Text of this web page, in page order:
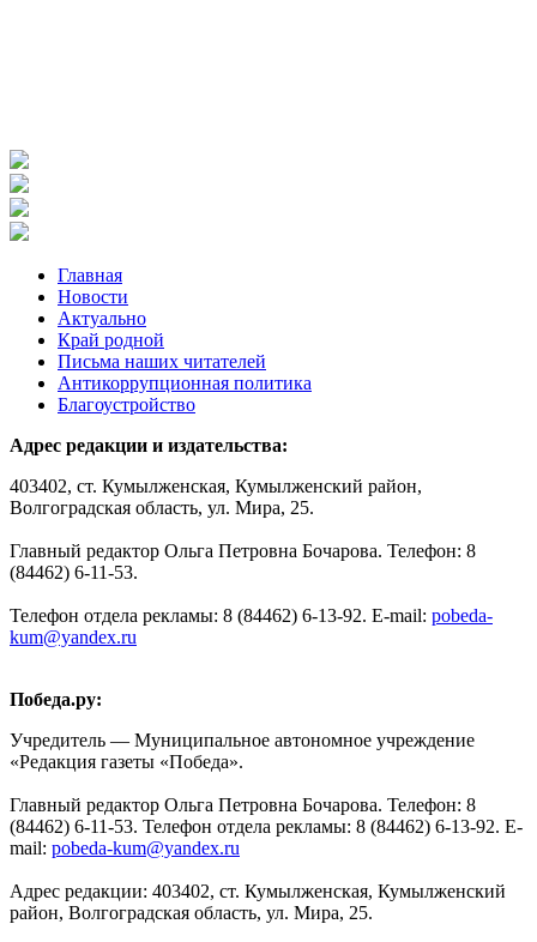
Главная
Новости
Актуально
Край родной
Письма наших читателей
Антикоррупционная политика
Благоустройство
Адрес редакции и издательства:
403402, ст. Кумылженская, Кумылженский район,
Волгоградская область, ул. Мира, 25.
Главный редактор Ольга Петровна Бочарова. Телефон: 8
(84462) 6-11-53.
Телефон отдела рекламы: 8 (84462) 6-13-92. E-mail: pobeda-
kum@yandex.ru
Победа.ру:
Учредитель — Муниципальное автономное учреждение
«Редакция газеты «Победа».
Главный редактор Ольга Петровна Бочарова. Телефон: 8
(84462) 6-11-53. Телефон отдела рекламы: 8 (84462) 6-13-92. E-
mail: pobeda-kum@yandex.ru
Адрес редакции: 403402, ст. Кумылженская, Кумылженский
район, Волгоградская область, ул. Мира, 25.